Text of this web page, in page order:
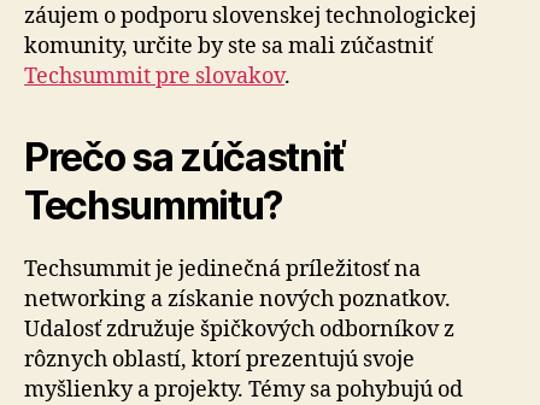
záujem o podporu slovenskej technologickej
komunity, určite by ste sa mali zúčastniť
Techsummit pre slovakov.
Prečo sa zúčastniť
Techsummitu?
Techsummit je jedinečná príležitosť na
networking a získanie nových poznatkov.
Udalosť združuje špičkových odborníkov z
rôznych oblastí, ktorí prezentujú svoje
myšlienky a projekty. Témy sa pohybujú od